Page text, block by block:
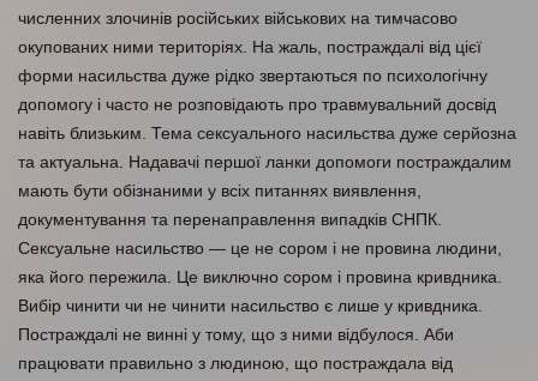
численних злочинів російських військових на тимчасово
окупованих ними територіях. На жаль, постраждалі від цієї
форми насильства дуже рідко звертаються по психологічну
допомогу і часто не розповідають про травмувальний досвід
навіть близьким. Тема сексуального насильства дуже серйозна
та актуальна. Надавачі першої ланки допомоги постраждалим
мають бути обізнаними у всіх питаннях виявлення,
документування та перенаправлення випадків СНПК.
Сексуальне насильство — це не сором і не провина людини,
яка його пережила. Це виключно сором і провина кривдника.
Вибір чинити чи не чинити насильство є лише у кривдника.
Постраждалі не винні у тому, що з ними відбулося. Аби
працювати правильно з людиною, що постраждала від